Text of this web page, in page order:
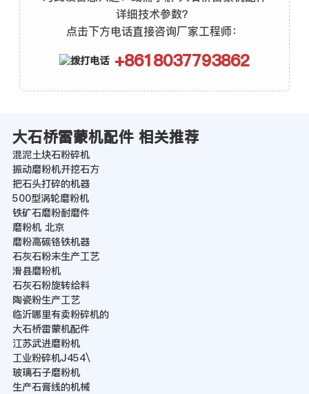
详细技术参数？
点击下方电话直接咨询厂家工程师：
+8618037793862
大石桥雷蒙机配件 相关推荐
混泥土块石粉碎机
振动磨粉机开挖石方
把石头打碎的机器
500型涡轮磨粉机
铁矿石磨粉耐磨件
磨粉机 北京
磨粉高碳铬铁机器
石灰石粉末生产工艺
滑县磨粉机
石灰石粉旋转给料
陶瓷粉生产工艺
临沂哪里有卖粉碎机的
大石桥雷蒙机配件
江苏武进磨粉机
工业粉碎机J454\
玻璃石子磨粉机
生产石膏线的机械